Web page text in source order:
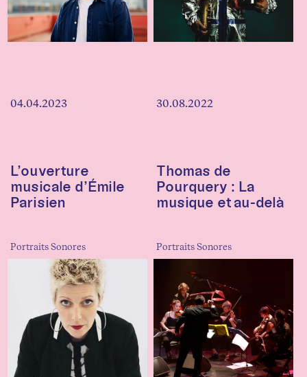
04.04.2023
L’ouverture
musicale d’Émile
Parisien
Portraits Sonores
30.08.2022
Thomas de
Pourquery : La
musique et au-delà
Portraits Sonores